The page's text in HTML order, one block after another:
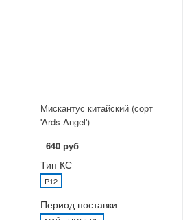
Мискантус китайский (сорт
'Ards Angel')
640 руб
Тип КС
P12
Период поставки